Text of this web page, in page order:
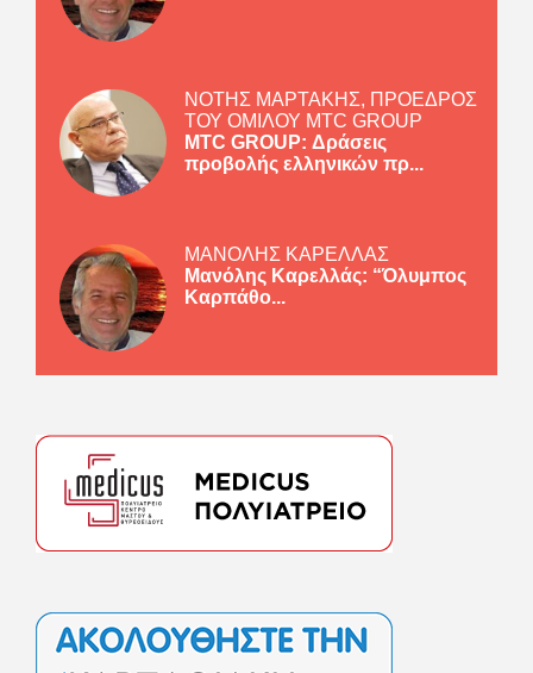
ΝΟΤΗΣ ΜΑΡΤΑΚΗΣ, ΠΡΟΕΔΡΟΣ
ΤΟΥ ΟΜΙΛΟΥ MTC GROUP
MTC GROUP: Δράσεις
προβολής ελληνικών πρ...
ΜΑΝΟΛΗΣ ΚΑΡΕΛΛΑΣ
Μανόλης Καρελλάς: “Όλυμπος
Καρπάθο...